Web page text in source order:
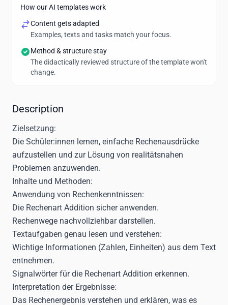
How our AI templates work
Content gets adapted
Examples, texts and tasks match your focus.
Method & structure stay
The didactically reviewed structure of the template won't
change.
Description
Zielsetzung:
Die Schüler:innen lernen, einfache Rechenausdrücke
aufzustellen und zur Lösung von realitätsnahen
Problemen anzuwenden.
Inhalte und Methoden:
Anwendung von Rechenkenntnissen:
Die Rechenart Addition sicher anwenden.
Rechenwege nachvollziehbar darstellen.
Textaufgaben genau lesen und verstehen:
Wichtige Informationen (Zahlen, Einheiten) aus dem Text
entnehmen.
Signalwörter für die Rechenart Addition erkennen.
Interpretation der Ergebnisse:
Das Rechenergebnis verstehen und erklären, was es